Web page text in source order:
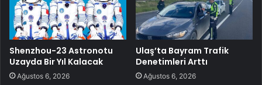
Shenzhou-23 Astronotu
Uzayda Bir Yıl Kalacak
Ağustos 6, 2026
Ulaş’ta Bayram Trafik
Denetimleri Arttı
Ağustos 6, 2026